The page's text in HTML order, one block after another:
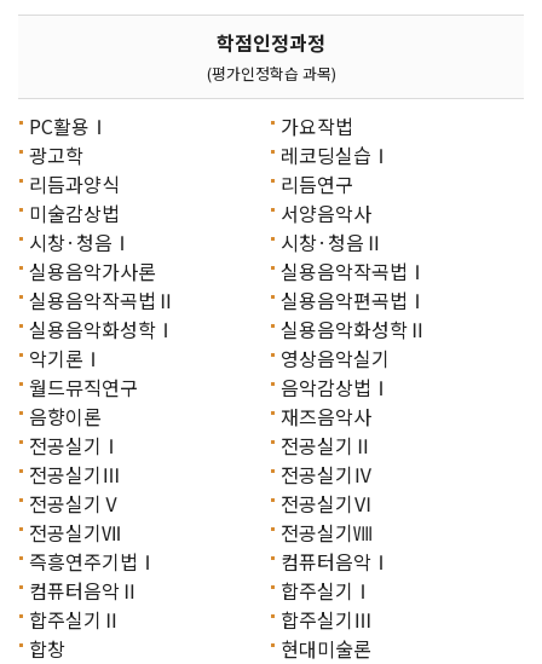
학점인정과정
(평가인정학습 과목)
PC활용Ⅰ
가요작법
광고학
레코딩실습Ⅰ
리듬과양식
리듬연구
미술감상법
서양음악사
시창·청음Ⅰ
시창·청음Ⅱ
실용음악가사론
실용음악작곡법Ⅰ
실용음악작곡법Ⅱ
실용음악편곡법Ⅰ
실용음악화성학Ⅰ
실용음악화성학Ⅱ
악기론Ⅰ
영상음악실기
월드뮤직연구
음악감상법Ⅰ
음향이론
재즈음악사
전공실기Ⅰ
전공실기Ⅱ
전공실기Ⅲ
전공실기Ⅳ
전공실기Ⅴ
전공실기Ⅵ
전공실기Ⅶ
전공실기Ⅷ
즉흥연주기법Ⅰ
컴퓨터음악Ⅰ
컴퓨터음악Ⅱ
합주실기Ⅰ
합주실기Ⅱ
합주실기Ⅲ
합창
현대미술론